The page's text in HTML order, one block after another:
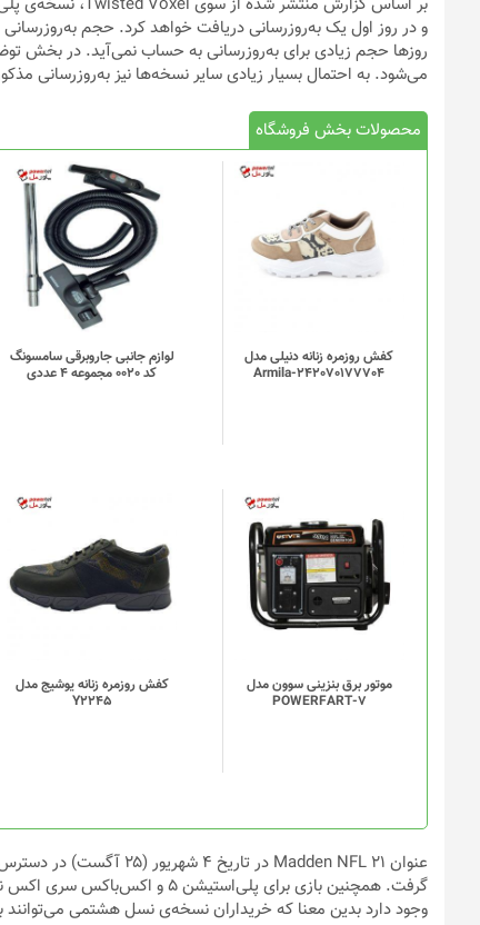
روزها حجم زیادی برای به‌روزرسانی به حساب نمی‌آید. در بخش
می‌شود. به احتمال بسیار زیادی سایر نسخه‌ها نیز به‌روزرسانی
محصولات بخش فروشگاه
کفش روزمره زنانه دنیلی مدل
Armila-242070177704
لوازم جانبی جاروبرقی سامسونگ
کد 0020 مجموعه 4 عددی
موتور برق بنزینی سوون مدل
POWERFART-7
کفش روزمره زنانه یوشیج مدل
Y2245
گرفت. همچنین بازی برای
وجود دارد بدین معنا که خریداران نسخه‌ی نسل هشتمی می‌توانند